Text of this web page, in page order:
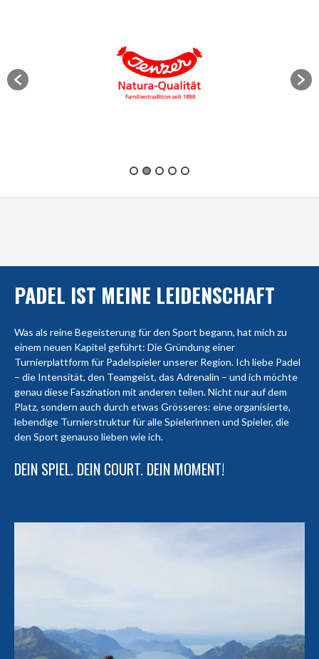
PADEL IST MEINE LEIDENSCHAFT
Was als reine Begeisterung für den Sport begann, hat mich zu
einem neuen Kapitel geführt: Die Gründung einer
Turnierplattform für Padelspieler unserer Region. Ich liebe Padel
– die Intensität, den Teamgeist, das Adrenalin – und ich möchte
genau diese Faszination mit anderen teilen. Nicht nur auf dem
Platz, sondern auch durch etwas Grösseres: eine organisierte,
lebendige Turnierstruktur für alle Spielerinnen und Spieler, die
den Sport genauso lieben wie ich.
DEIN SPIEL. DEIN COURT. DEIN MOMENT!